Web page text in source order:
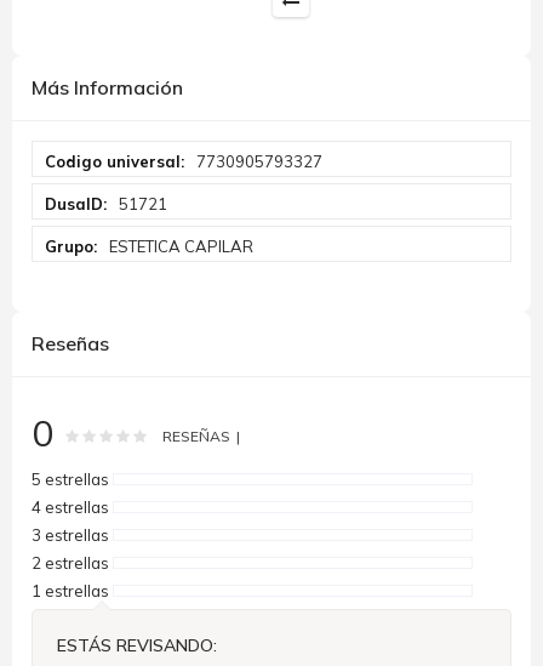
Más Información
Información
7730905793327
51721
ESTETICA CAPILAR
Reseñas
0 Rating: % of100
RESEÑAS
5 estrellas
4 estrellas
3 estrellas
2 estrellas
1 estrellas
ESTÁS REVISANDO: